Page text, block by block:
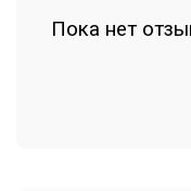
Пока нет